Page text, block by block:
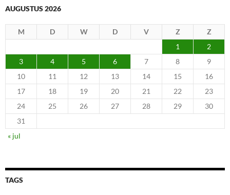
AUGUSTUS 2026
M D W D V Z
Z
1
2
3
4 5 6 7 8
9
10
11 12 13 14 15
16
17
18 19 20 21 22
23
24
25 26 27 28 29
30
31
« jul
TAGS